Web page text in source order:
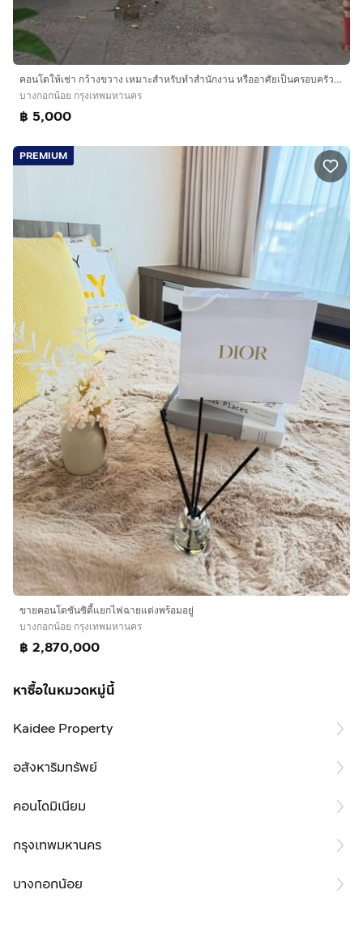
คอนโดให้เช่า กว้างขวาง เหมาะสำหรับทำสำนักงาน หรืออาศัยเป็นครอบครัวย่านจรัญสนิทวงศ์ 37
บางกอกน้อย กรุงเทพมหานคร
฿ 5,000
PREMIUM
ขายคอนโดซันซิตี้แยกไฟฉายแต่งพร้อมอยู่
บางกอกน้อย กรุงเทพมหานคร
฿ 2,870,000
หาซื้อในหมวดหมู่นี้
Kaidee Property
อสังหาริมทรัพย์
คอนโดมิเนียม
กรุงเทพมหานคร
บางกอกน้อย